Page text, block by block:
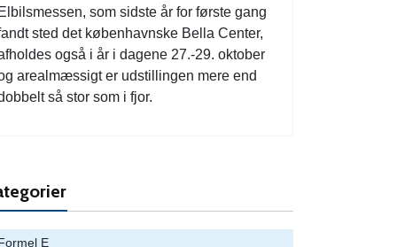
som sidste år for første gang
sted det københavnske Bella Center,
også i år i dagene 27.-29. oktober
arealmæssigt er udstillingen mere end
så stor som i fjor.